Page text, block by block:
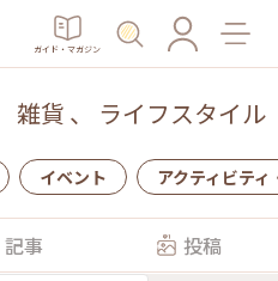
ガイド・マガジン
雑貨 、 ライフスタイル
イベント アクティビティ
記事 投稿